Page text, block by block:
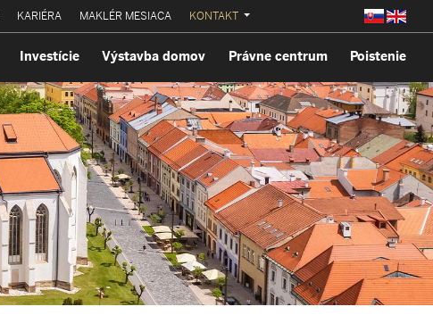
KARIÉRA MAKLÉR MESIACA KONTAKT
Investície Výstavba domov Právne centrum Poistenie